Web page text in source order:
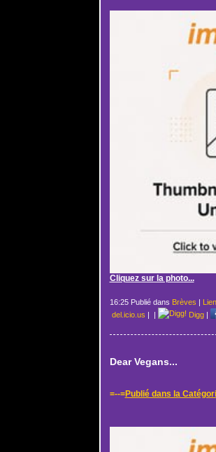
Cliquez sur la photo...
16:25 Publié dans Brèves |
del.icio.us | | Digg|
Dear Vegans...
=--=Publié dans la